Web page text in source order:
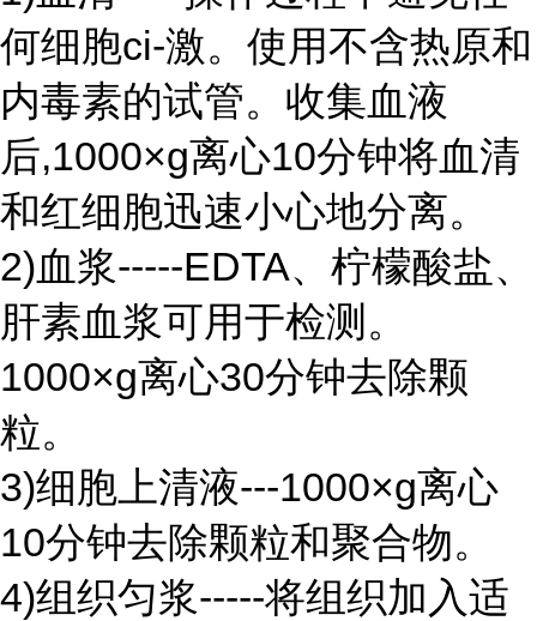
何细胞ci-激。使用不含热原和
内毒素的试管。收集血液
后,1000×g离心10分钟将血清
和红细胞迅速小心地分离。
2)血浆-----EDTA、柠檬酸盐、
肝素血浆可用于检测。
1000×g离心30分钟去除颗
粒。
3)细胞上清液---1000×g离心
10分钟去除颗粒和聚合物。
4)组织匀浆-----将组织加入适